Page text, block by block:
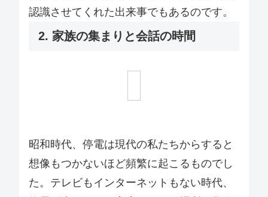
認識させてくれた出来事でもあるのです。
2. 家族の集まりと会話の時間
昭和時代、停電は現代の私たちからすると
想像もつかないほど頻繁に起こるものでし
た。テレビもインターネットもない時代、